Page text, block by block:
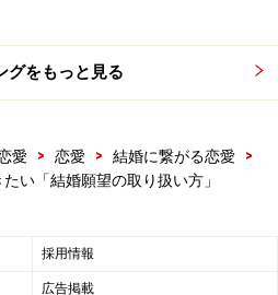
グをもっと見る
愛 > 恋愛 > 結婚に繋がる恋愛
>
い「結婚願望の取り扱い方」
採用情報
広告掲載